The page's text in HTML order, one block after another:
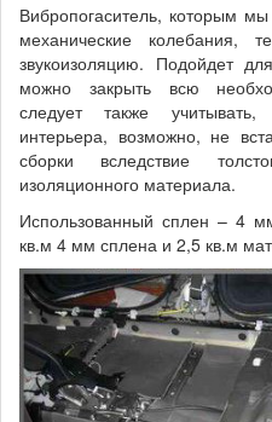
Вибропогаситель, которым
механические колебания,
звукоизоляцию. Подойдет
можно закрыть всю
следует также
интерьера, возможно, не
сборки вследствие
изоляционного материала.
Использованный сплен – 4
кв.м 4 мм сплена и 2,5 кв.м